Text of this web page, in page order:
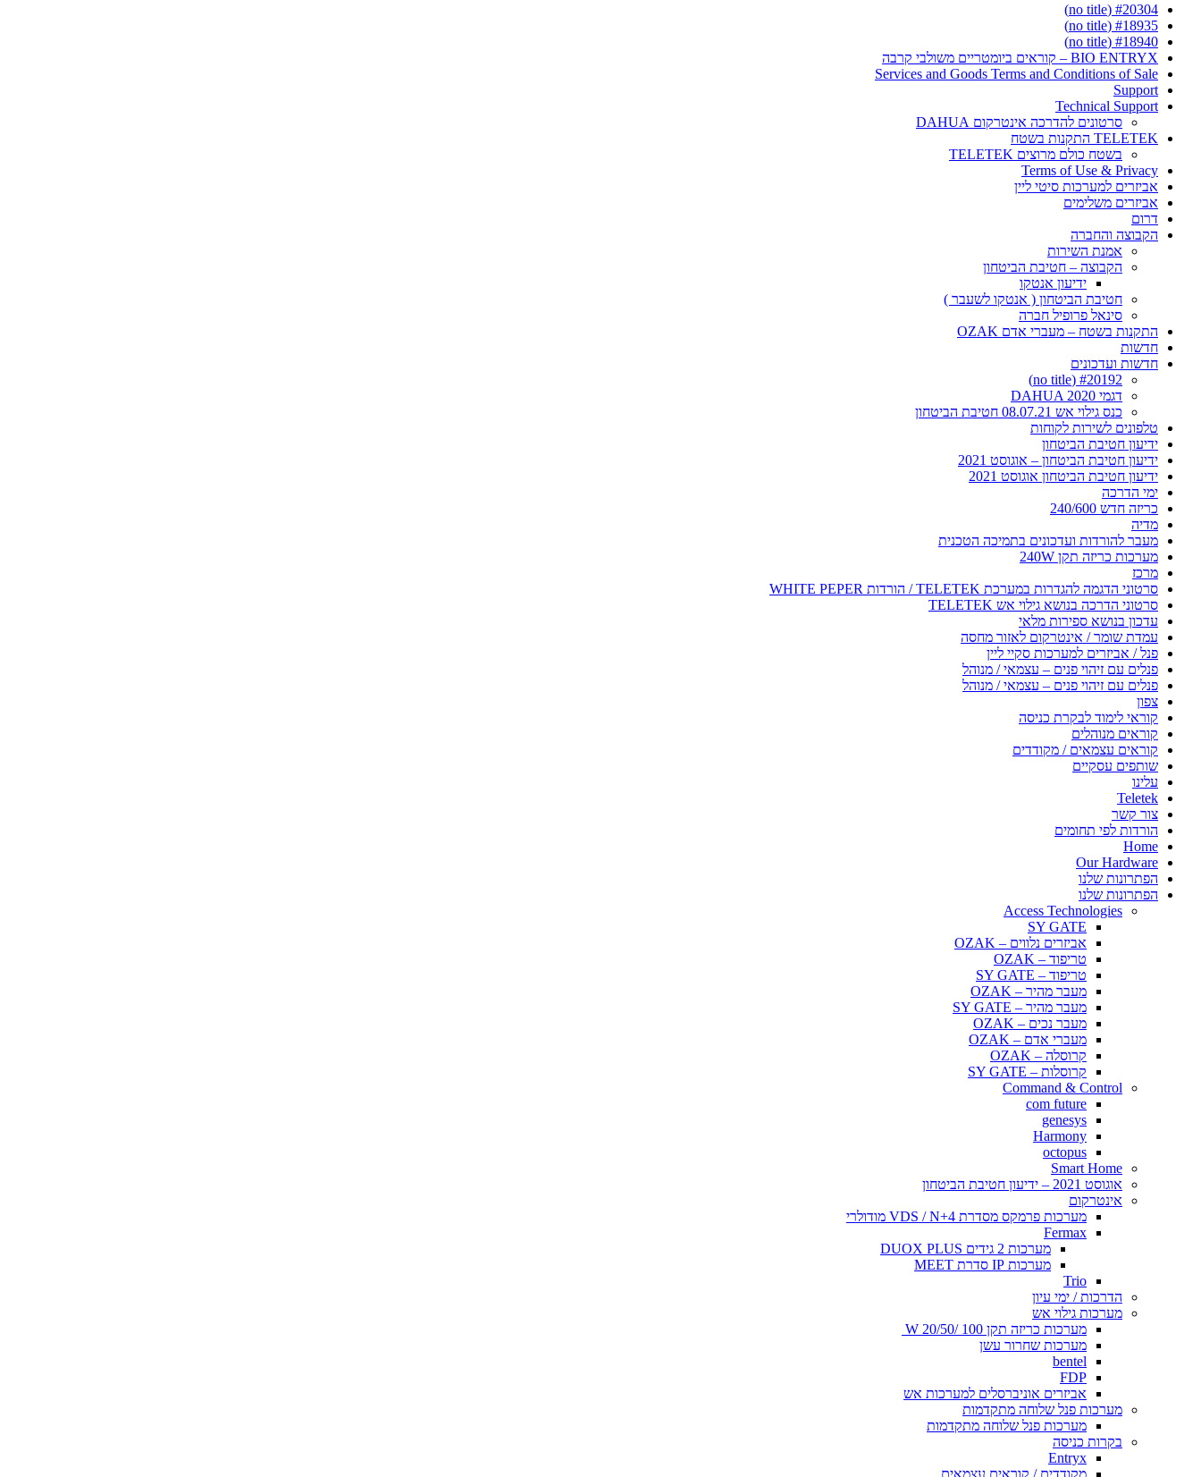
#20304 (no title)
#18935 (no title)
#18940 (no title)
BIO ENTRYX – קוראים ביומטריים משולבי קרבה
Services and Goods Terms and Conditions of Sale
Support
Technical Support
סרטונים להדרכה אינטרקום DAHUA
TELETEK התקנות בשטח
בשטח כולם מרוצים TELETEK
Terms of Use & Privacy
אביזרים למערכות סיטי ליין
אביזרים משלימים
דרום
הקבוצה והחברה
אמנת השירות
הקבוצה – חטיבת הביטחון
ידיעון אנטקו
חטיבת הביטחון ( אנטקו לשעבר )
סינאל פרופיל חברה
התקנות בשטח – מעברי אדם OZAK
חדשות
חדשות ועדכונים
#20192 (no title)
דגמי DAHUA 2020
כנס גילוי אש 08.07.21 חטיבת הביטחון
טלפונים לשירות לקוחות
ידיעון חטיבת הביטחון
ידיעון חטיבת הביטחון – אוגוסט 2021
ידיעון חטיבת הביטחון אוגוסט 2021
ימי הדרכה
כריזה חדש 240/600
מדיה
מעבר להורדות ועדכונים בתמיכה הטכנית
מערכות כריזה תקן 240W
מרכז
סרטוני הדגמה להגדרות במערכת TELETEK / הורדות WHITE PEPER
סרטוני הדרכה בנושא גילוי אש TELETEK
עדכון בנושא ספירות מלאי
עמדת שומר / אינטרקום לאזור מחסה
פנל / אביזרים למערכות סקיי ליין
פנלים עם זיהוי פנים – עצמאי / מנוהל
פנלים עם זיהוי פנים – עצמאי / מנוהל
צפון
קוראי לימוד לבקרת כניסה
קוראים מנוהלים
קוראים עצמאים / מקודדים
שותפים עסקיים
עלינו
Teletek
צור קשר
הורדות לפי תחומים
Home
Our Hardware
הפתרונות שלנו
הפתרונות שלנו
Access Technologies
SY GATE
אביזרים נלווים – OZAK
טריפוד – OZAK
טריפוד – SY GATE
מעבר מהיר – OZAK
מעבר מהיר – SY GATE
מעבר נכים – OZAK
מעברי אדם – OZAK
קרוסלה – OZAK
קרוסלות – SY GATE
Command & Control
com future
genesys
Harmony
octopus
Smart Home
אוגוסט 2021 – ידיעון חטיבת הביטחון
אינטרקום
מערכות פרמקס מסדרת VDS / N+4 מודולרי
Fermax
מערכות 2 גידים DUOX PLUS
מערכות IP סדרת MEET
Trio
הדרכות / ימי עיון
מערכות גילוי אש
מערכות כריזה תקן 100 /20/50 W
מערכות שחרור עשן
bentel
FDP
אביזרים אוניברסלים למערכות אש
מערכות פנל שלוחה מתקדמות
מערכות פנל שלוחה מתקדמות
בקרות כניסה
Entryx
מקודדים / קוראים עצמאים